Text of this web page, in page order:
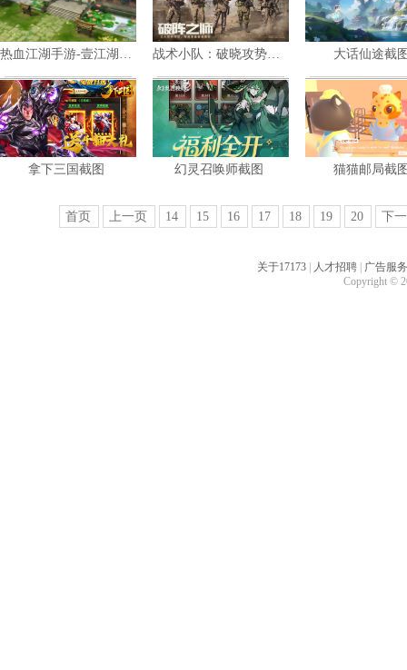
暂未评星
共3张
热血江湖手游-壹江湖截图
暂未评星
角色扮演
共3张
战术小队：破晓攻势截图
暂未评星
策略
共6张
大话仙途截
暂未评星
拿下三国截图
暂未评星
共
张
幻灵召唤师截图 暂未评星
共6
猫猫邮局截
首页 上一页 14 15 16 17 18 19 20 下
关于17173 人才招聘
广告服务
Copyright ©